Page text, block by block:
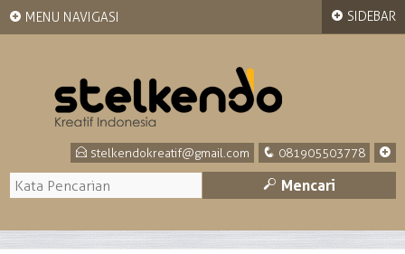
+ MENU NAVIGASI
+
q 081905503778
E stelkendokreatif@gmail.com
M Mencari
+ SIDEBAR